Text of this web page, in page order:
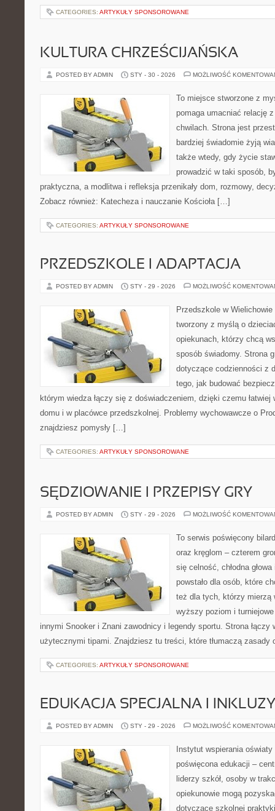
CATEGORIES: ARTYKUŁY SPONSOROWANE
KULTURA CHRZEŚCIJAŃSKA
POSTED BY ADMIN STY - 30 - 2026 MOŻLIWOŚĆ
To miejsce stworzone z
pomaga umacniać relację
chwilach. Strona jest
bardziej świadomie żyją
także wtedy, gdy życie
prowadzić w taki sposób,
praktyczna, a modlitwa i refleksja przenikały dom, rozmowy,
Zobacz również: Katecheza i nauczanie Kościoła […]
CATEGORIES: ARTYKUŁY SPONSOROWANE
PRZEDSZKOLE I ADAPTACJA
POSTED BY ADMIN STY - 29 - 2026 MOŻLIWOŚĆ
Przedszkole w
tworzony z myślą o
opiekunach, którzy chcą
sposób świadomy. Strona
dotyczące codzienności z
tego, jak budować
którym wiedza łączy się z doświadczeniem, dzięki czemu łatwiej
domu i w placówce przedszkolnej. Problemy wychowawcze o
znajdziesz pomysły […]
CATEGORIES: ARTYKUŁY SPONSOROWANE
SĘDZIOWANIE I PRZEPISY GRY
POSTED BY ADMIN STY - 29 - 2026 MOŻLIWOŚĆ
To serwis poświęcony
oraz kręglom – czterem
się celność, chłodna
powstało dla osób, które
też dla tych, którzy mierzą
wyższy poziom i
innymi Snooker i Znani zawodnicy i legendy sportu. Strona łączy
użytecznymi tipami. Znajdziesz tu treści, które tłumaczą
CATEGORIES: ARTYKUŁY SPONSOROWANE
EDUKACJA SPECJALNA I
POSTED BY ADMIN STY - 29 - 2026 MOŻLIWOŚĆ
Instytut wspierania
poświęcona edukacji –
liderzy szkół, osoby w
opiekunowie mogą
dotyczące szkolnej